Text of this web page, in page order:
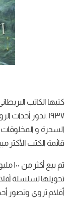
كتبها الكاتب
١٩٣٧ .تدور
السحرة و المخلوقات
قائمة الكتب الأكثر
تم
تحويلها لسلسلة
أفلام تروي وتصور